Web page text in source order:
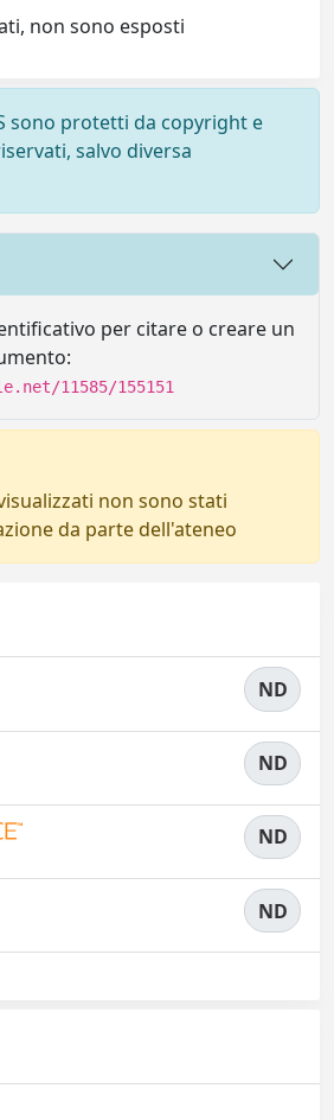
non sono esposti
sono protetti da copyright e
salvo diversa
per citare o creare un
11585/155151
non sono stati
da parte dell'ateneo
ND
ND
ND
ND